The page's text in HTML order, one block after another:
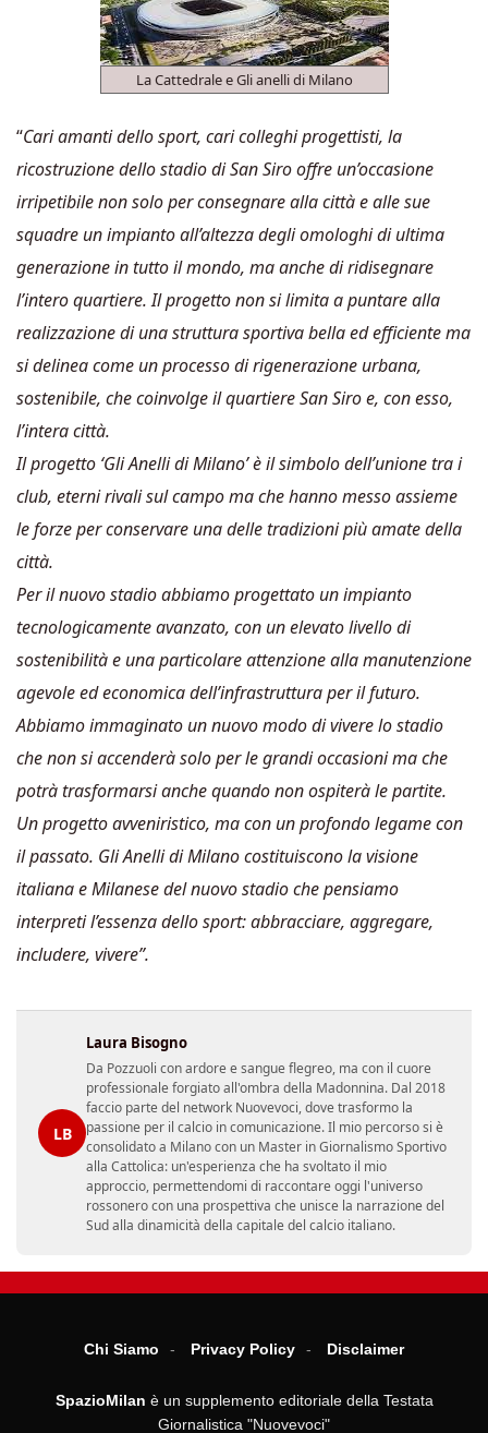
La Cattedrale e Gli anelli di Milano
“Cari amanti dello sport, cari colleghi progettisti, la
ricostruzione dello stadio di San Siro offre un’occasione
irripetibile non solo per consegnare alla città e alle sue
squadre un impianto all’altezza degli omologhi di ultima
generazione in tutto il mondo, ma anche di ridisegnare
l’intero quartiere. Il progetto non si limita a puntare alla
realizzazione di una struttura sportiva bella ed efficiente ma
si delinea come un processo di rigenerazione urbana,
sostenibile, che coinvolge il quartiere San Siro e, con esso,
l’intera città.
Il progetto ‘Gli Anelli di Milano’ è il simbolo dell’unione tra i
club, eterni rivali sul campo ma che hanno messo assieme
le forze per conservare una delle tradizioni più amate della
città.
Per il nuovo stadio abbiamo progettato un impianto
tecnologicamente avanzato, con un elevato livello di
sostenibilità e una particolare attenzione alla manutenzione
agevole ed economica dell’infrastruttura per il futuro.
Abbiamo immaginato un nuovo modo di vivere lo stadio
che non si accenderà solo per le grandi occasioni ma che
potrà trasformarsi anche quando non ospiterà le partite.
Un progetto avveniristico, ma con un profondo legame con
il passato. Gli Anelli di Milano costituiscono la visione
italiana e Milanese del nuovo stadio che pensiamo
interpreti l’essenza dello sport: abbracciare, aggregare,
includere, vivere”.
LB
Laura Bisogno
Da Pozzuoli con ardore e sangue flegreo, ma con il cuore
professionale forgiato all'ombra della Madonnina. Dal 2018
faccio parte del network Nuovevoci, dove trasformo la
passione per il calcio in comunicazione. Il mio percorso si è
consolidato a Milano con un Master in Giornalismo Sportivo
alla Cattolica: un'esperienza che ha svoltato il mio
approccio, permettendomi di raccontare oggi l'universo
rossonero con una prospettiva che unisce la narrazione del
Sud alla dinamicità della capitale del calcio italiano.
Chi Siamo Privacy Policy Disclaimer
SpazioMilan è un supplemento editoriale della Testata
Giornalistica "Nuovevoci"